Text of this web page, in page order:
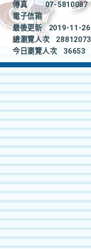
傳真
07-5810087
電子信箱
最後更新
2019-11-26
總瀏覽人次
28812073
今日瀏覽人次
36653